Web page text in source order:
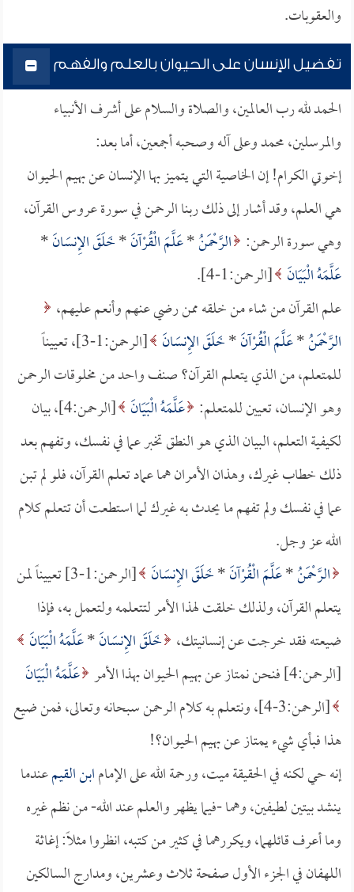
والعقوبات.
تفضيل الإنسان على الحيوان بالعلم والفهم
الحمد لله رب العالمين، والصلاة والسلام على أشرف الأنبياء
والمرسلين، محمد وعلى آله وصحبه أجمعين، أما بعد:
إخوتي الكرام! إن الخاصية التي يتميز بها الإنسان عن بهيم الحيوان
هي العلم، وقد أشار إلى ذلك ربنا الرحمن في سورة عروس القرآن،
وهي سورة الرحمن: الرَّحْمَنُ*عَلَّمَ الْقُرْآنَ*خَلَقَ الإِنسَانَ*
عَلَّمَهُ الْبَيَانَ [الرحمن:1-4].
علم القرآن من شاء من خلقه ممن رضي عنهم وأنعم عليهم،
الرَّحْمَنُ*عَلَّمَ الْقُرْآنَ*خَلَقَ الإِنسَانَ
[الرحمن:1-3]، تعييناً
للمتعلم، من الذي يتعلم القرآن؟ صنف واحد من مخلوقات الرحمن
وهو الإنسان، تعيين للمتعلم: عَلَّمَهُ الْبَيَانَ
[الرحمن:4]، بيان
لكيفية التعلم، البيان الذي هو النطق تخبر عما في نفسك، وتفهم بعد
ذلك خطاب غيرك، وهذان الأمران هما عماد تعلم القرآن، فلو لم تبن
عما في نفسك ولم تفهم ما يحدث به غيرك لما استطعت أن تتعلم كلام
الله عز وجل.
الرَّحْمَنُ*عَلَّمَ الْقُرْآنَ*خَلَقَ الإِنسَانَ
[الرحمن:1-3] تعييناً لمن
يتعلم القرآن، ولذلك خلقت لهذا الأمر لتتعلمه ولتعمل به، فإذا
ضيعته فقد خرجت عن إنسانيتك، خَلَقَ الإِنسَانَ*عَلَّمَهُ الْبَيَانَ
[الرحمن:4] فنحن نمتاز عن بهيم الحيوان بهذا الأمر
عَلَّمَهُ الْبَيَانَ
[الرحمن:3-4]، ونتعلم به كلام الرحمن سبحانه وتعالى، فمن ضيع
هذا فبأي شيء يمتاز عن بهيم الحيوان؟!
إنه حي لكنه في الحقيقة ميت، ورحمة الله على الإمامابن القيمعندما
ينشد بيتين لطيفين، وهما -فيما يظهر والعلم عند الله- من نظم غيره
وما أعرف قائلهما، ويكررهما في كثير من كتبه، انظروا مثلاً: إغاثة
اللهفان في الجزء الأول صفحة ثلاث وعشرين، ومدارج السالكين